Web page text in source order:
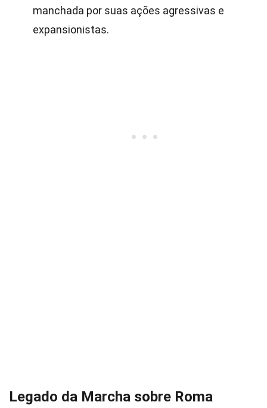
manchada por suas ações agressivas e
expansionistas.
Legado da Marcha sobre Roma